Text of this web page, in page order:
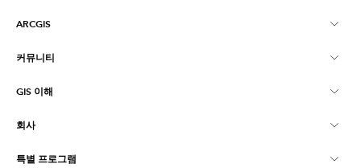
ARCGIS
ArcGIS Overview
커뮤니티
Esri 커뮤니티
ArcGIS Blog
GIS 이해
GIS란?
회사
Esri 정보
특별 프로그램